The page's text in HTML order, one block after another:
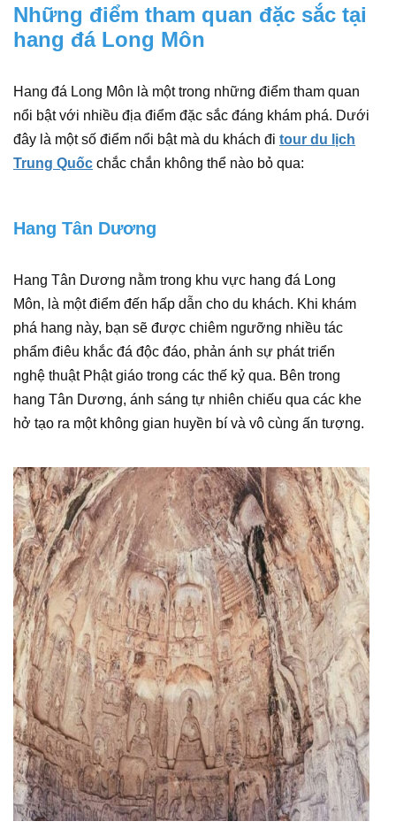
Những điểm tham quan đặc sắc tại
hang đá Long Môn
Hang đá Long Môn là một trong những điểm tham quan
nổi bật với nhiều địa điểm đặc sắc đáng khám phá. Dưới
đây là một số điểm nổi bật mà du khách đi tour du lịch
Trung Quốc chắc chắn không thể nào bỏ qua:
Hang Tân Dương
Hang Tân Dương nằm trong khu vực hang đá Long
Môn, là một điểm đến hấp dẫn cho du khách. Khi khám
phá hang này, bạn sẽ được chiêm ngưỡng nhiều tác
phẩm điêu khắc đá độc đáo, phản ánh sự phát triển
nghệ thuật Phật giáo trong các thế kỷ qua. Bên trong
hang Tân Dương, ánh sáng tự nhiên chiếu qua các khe
hở tạo ra một không gian huyền bí và vô cùng ấn tượng.